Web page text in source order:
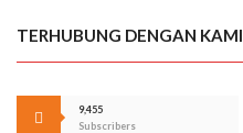
TERHUBUNG DENGAN KAMI
9,455
Subscribers